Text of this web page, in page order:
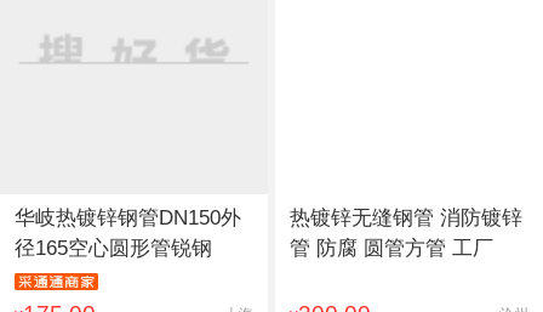
华岐热镀锌钢管DN150外
径165空心圆形管锐钢
热镀锌无缝钢管 消防镀锌
管 防腐 圆管方管 工厂